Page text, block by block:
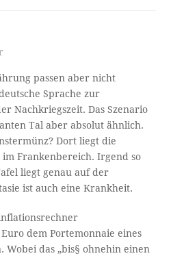
passen aber nicht
Sprache zur
Nachkriegszeit. Das Szenario
Tal aber absolut ähnlich.
Dort liegt die
Frankenbereich. Irgend so
liegt genau auf der
ist auch eine Krankheit.
dem Portemonnaie eines
Wobei das „bis§ ohnehin einen